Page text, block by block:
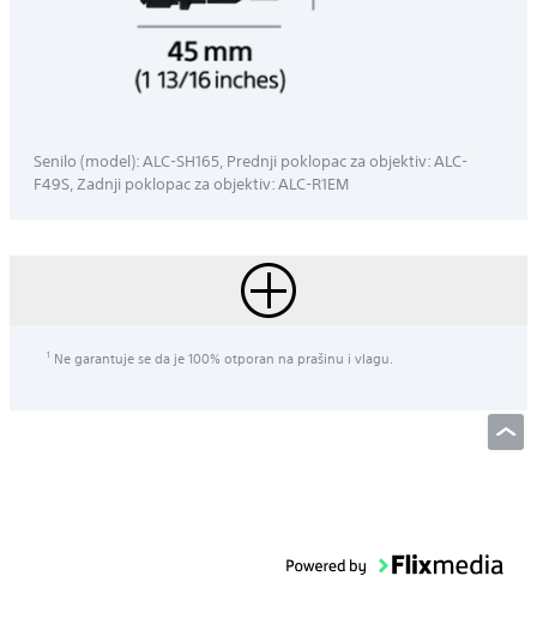
Senilo (model): ALC-SH165, Prednji poklopac za objektiv: ALC-
F49S, Zadnji poklopac za objektiv: ALC-R1EM
1 Ne garantuje se da je 100% otporan na prašinu i vlagu.